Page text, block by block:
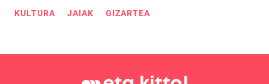
KULTURA JAIAK GIZARTEA